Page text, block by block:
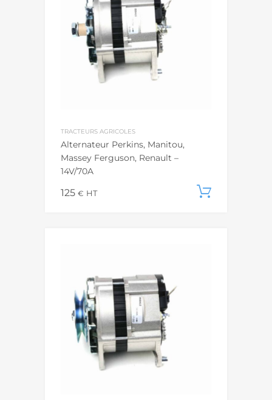
TRACTEURS AGRICOLES
Alternateur Perkins, Manitou,
Massey Ferguson, Renault –
14V/70A
125 € HT